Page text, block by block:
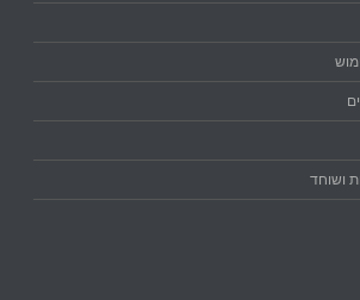
ושוחד